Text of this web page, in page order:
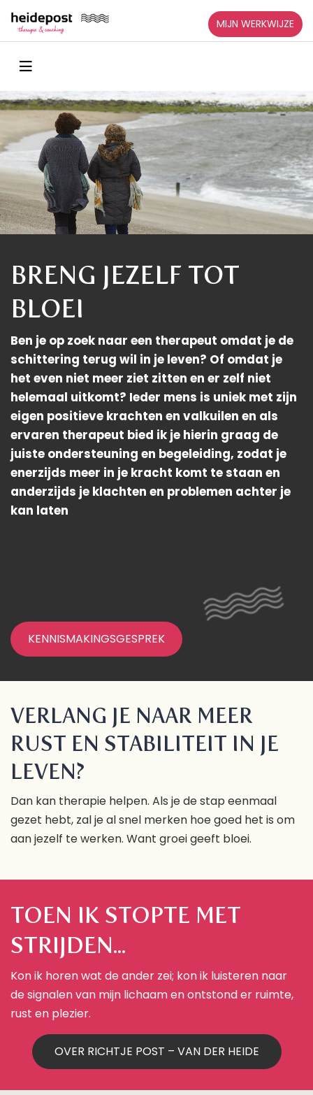
MIJN WERKWIJZE
BRENG JEZELF TOT
BLOEI
Ben je op zoek naar een therapeut omdat je de
schittering terug wil in je leven? Of omdat je
het even niet meer ziet zitten en er zelf niet
helemaal uitkomt? Ieder mens is uniek met zijn
eigen positieve krachten en valkuilen en als
ervaren therapeut bied ik je hierin graag de
juiste ondersteuning en begeleiding, zodat je
enerzijds meer in je kracht komt te staan en
anderzijds je klachten en problemen achter je
kan laten
KENNISMAKINGSGESPREK
VERLANG JE NAAR MEER
RUST EN STABILITEIT IN JE
LEVEN?
Dan kan therapie helpen. Als je de stap eenmaal
gezet hebt, zal je al snel merken hoe goed het is om
aan jezelf te werken. Want groei geeft bloei.
TOEN IK STOPTE MET
STRIJDEN...
Kon ik horen wat de ander zei; kon ik luisteren naar
de signalen van mijn lichaam en ontstond er ruimte,
rust en plezier.
OVER RICHTJE POST – VAN DER HEIDE